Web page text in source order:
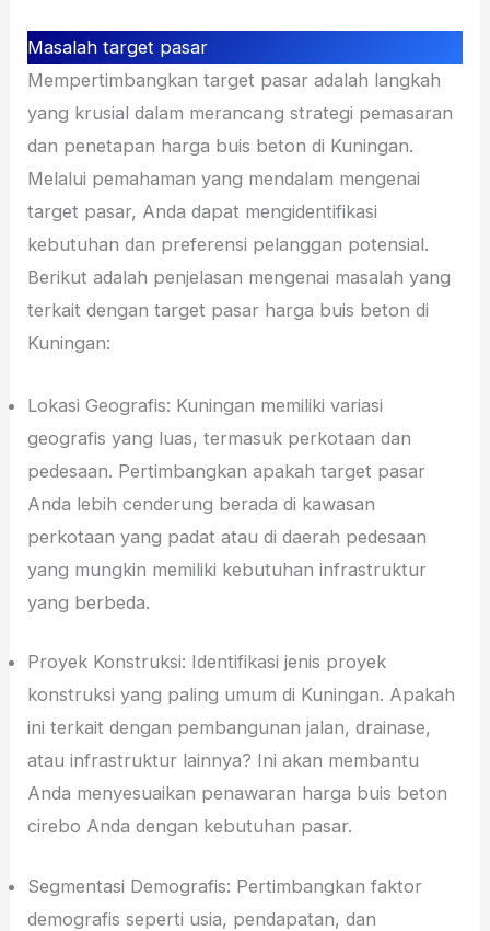
Masalah target pasar
Mempertimbangkan target pasar adalah langkah
yang krusial dalam merancang strategi pemasaran
dan penetapan harga buis beton di Kuningan.
Melalui pemahaman yang mendalam mengenai
target pasar, Anda dapat mengidentifikasi
kebutuhan dan preferensi pelanggan potensial.
Berikut adalah penjelasan mengenai masalah yang
terkait dengan target pasar harga buis beton di
Kuningan:
Lokasi Geografis: Kuningan memiliki variasi
geografis yang luas, termasuk perkotaan dan
pedesaan. Pertimbangkan apakah target pasar
Anda lebih cenderung berada di kawasan
perkotaan yang padat atau di daerah pedesaan
yang mungkin memiliki kebutuhan infrastruktur
yang berbeda.
Proyek Konstruksi: Identifikasi jenis proyek
konstruksi yang paling umum di Kuningan. Apakah
ini terkait dengan pembangunan jalan, drainase,
atau infrastruktur lainnya? Ini akan membantu
Anda menyesuaikan penawaran harga buis beton
cirebo Anda dengan kebutuhan pasar.
Segmentasi Demografis: Pertimbangkan faktor
demografis seperti usia, pendapatan, dan